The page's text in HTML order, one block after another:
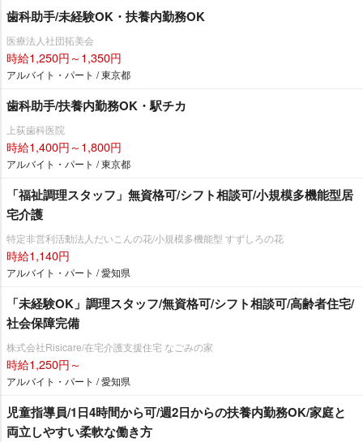
歯科助手/未経験OK・扶養内勤務OK
医療法人社団拓美会
時給1,250円～1,350円
アルバイト・パート / 東京都
歯科助手/扶養内勤務OK・駅チカ
上荻歯科医院
時給1,400円～1,800円
アルバイト・パート / 東京都
「福祉調理スタッフ」無資格可/シフト相談可/小規模多機能型居
宅介護
特定非営利活動法人だいこんの花/小規模多機能型 すずしろの花
時給1,140円
アルバイト・パート / 愛知県
「未経験OK」調理スタッフ/無資格可/シフト相談可/高齢者住宅/
社会保障完備
株式会社Risicare/在宅介護支援住宅 なごみの家
時給1,250円～
アルバイト・パート / 愛知県
児童指導員/1日4時間から可/週2日からの扶養内勤務OK/家庭と
両立しやすい柔軟な働き方